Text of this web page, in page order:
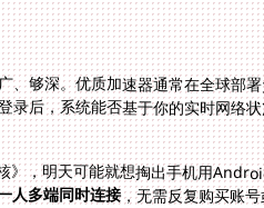
够深。优质加速器通常在全球部
后，系统能否基于你的实时网络
》，明天可能就想掏出手机用
人多端同时连接，无需反复购买账